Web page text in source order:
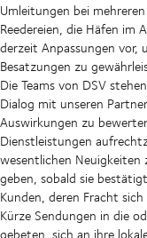
Umleitungen bei
Reedereien, die Häfen im
derzeit Anpassungen vor,
Besatzungen zu
Die Teams von DSV
Dialog mit unseren
Auswirkungen zu
Dienstleistungen
wesentlichen
geben, sobald sie
Kunden, deren Fracht
Kürze Sendungen in die
gebeten, sich an ihre